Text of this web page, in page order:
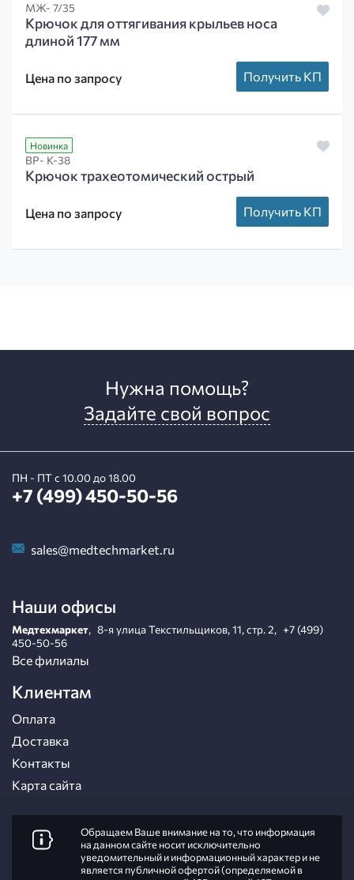
МЖ- 7/35
Крючок для оттягивания крыльев носа
длиной 177 мм
Цена по запросу Получить КП
Новинка
ВР- К-38
Крючок трахеотомический острый
Цена по запросу Получить КП
Нужна помощь?
Задайте свой вопрос
ПН - ПТ с 10.00 до 18.00
+7 (499) 450-50-56
sales@medtechmarket.ru
Наши офисы
Медтехмаркет, 8-я улица Текстильщиков, 11, стр. 2, +7 (499)
450-50-56
Все филиалы
Клиентам
Оплата
Доставка
Контакты
Карта сайта
Обращаем Ваше внимание на то, что информация
на данном сайте носит исключительно
уведомительный и информационный характер и не
является публичной офертой (определяемой в